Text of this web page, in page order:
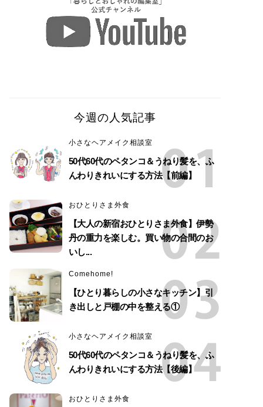
今週の人気記事
小さなヘアメイク相談室
50代60代のペタンコ＆うねり髪を、ふ
んわりきれいにする方法【前編】
おひとりさま外食
【大人の新宿おひとりさま外食】伊勢
丹の重力を楽しむ。買い物の合間のお
いし...
Comehome!
【ひとり暮らしの小さなキッチン】引
き出しと戸棚の中を整える①
小さなヘアメイク相談室
50代60代のペタンコ＆うねり髪を、ふ
んわりきれいにする方法【後編】
おひとりさま外食